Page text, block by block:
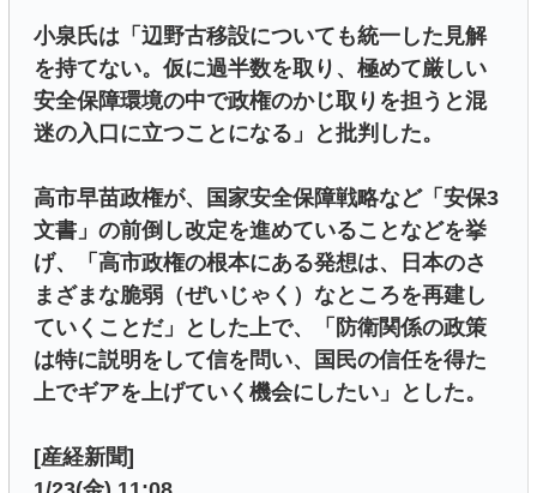
小泉氏は「辺野古移設についても統一した見解
を持てない。仮に過半数を取り、極めて厳しい
安全保障環境の中で政権のかじ取りを担うと混
迷の入口に立つことになる」と批判した。
高市早苗政権が、国家安全保障戦略など「安保3
文書」の前倒し改定を進めていることなどを挙
げ、「高市政権の根本にある発想は、日本のさ
まざまな脆弱（ぜいじゃく）なところを再建し
ていくことだ」とした上で、「防衛関係の政策
は特に説明をして信を問い、国民の信任を得た
上でギアを上げていく機会にしたい」とした。
[産経新聞]